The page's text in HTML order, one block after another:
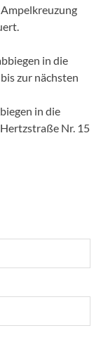
in die
zur nächsten
in die
Nr. 15